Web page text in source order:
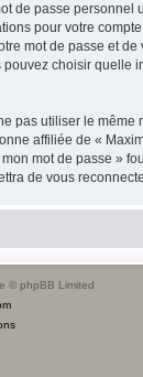
de passe
pour votre
mot de passe et
choisir
utiliser le
affiliée de «
mot de passe »
de vous
© phpBB Limited